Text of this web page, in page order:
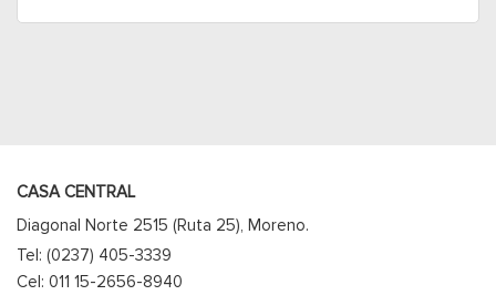
CASA CENTRAL
Diagonal Norte 2515 (Ruta 25), Moreno.
Tel: (0237) 405-3339
Cel: 011 15-2656-8940